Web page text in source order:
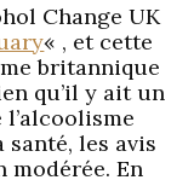
Change UK
« , et cette
britannique
qu’il y ait un
les avis
En